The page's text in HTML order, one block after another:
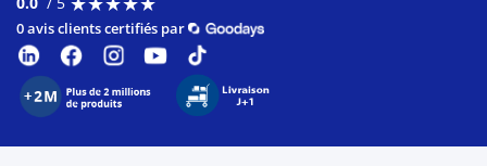
0 avis clients certifiés par